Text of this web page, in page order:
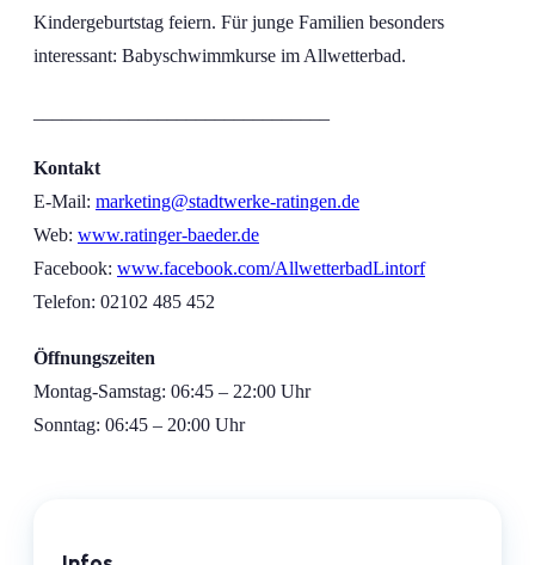
Kindergeburtstag feiern. Für junge Familien besonders
interessant: Babyschwimmkurse im Allwetterbad.
Kontakt
E-Mail: marketing@stadtwerke-ratingen.de
Web: www.ratinger-baeder.de
Facebook: www.facebook.com/AllwetterbadLintorf
Telefon: 02102 485 452
Öffnungszeiten
Montag-Samstag: 06:45 – 22:00 Uhr
Sonntag: 06:45 – 20:00 Uhr